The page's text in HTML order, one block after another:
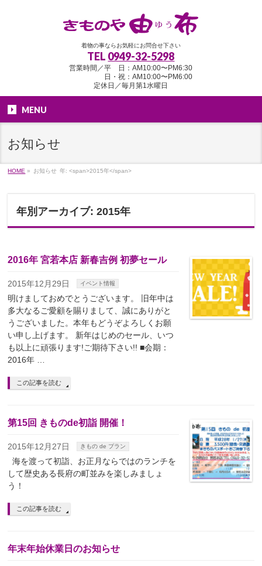
着物の事ならお気軽にお問合せ下さい
TEL 0949-32-5298
営業時間／平 日：AM10:00〜PM6:30
日・祝：AM10:00〜PM6:00
定休日／毎月第1水曜日
MENU
お知らせ
HOME » お知らせ 年: <span>2015年</span>
年別アーカイブ: 2015年
2016年 宮若本店 新春吉例 初夢セール
2015年12月29日 イベント情報
明けましておめでとうございます。 旧年中は
多大なるご愛顧を賜りまして、誠にありがと
うございました。本年もどうぞよろしくお願
い申し上げます。 新年はじめのセール、いつ
も以上に頑張ります!ご期待下さい!! ■会期：
2016年 …
この記事を読む
第15回 きものde初詣 開催！
2015年12月27日 きもの de プラン
海を渡って初詣、お正月ならではのランチを
して歴史ある長府の町並みを楽しみましょ
う！
この記事を読む
年末年始休業日のお知らせ